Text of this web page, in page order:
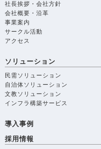
社長挨拶・会社方針
会社概要・沿革
事業案内
サークル活動
アクセス
ソリューション
民需ソリューション
自治体ソリューション
文教ソリューション
インフラ構築サービス
導入事例
採用情報